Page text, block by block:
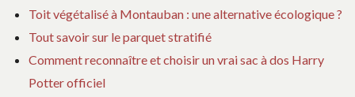
Toit végétalisé à Montauban : une alternative écologique ?
Tout savoir sur le parquet stratifié
Comment reconnaître et choisir un vrai sac à dos Harry
Potter officiel